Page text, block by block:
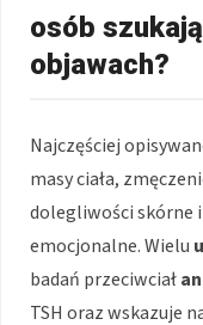
osób
objawach?
Najczęściej
masy ciała,
dolegliwości skórne
emocjonalne. Wielu
badań przeciwciał
TSH oraz wskazuje